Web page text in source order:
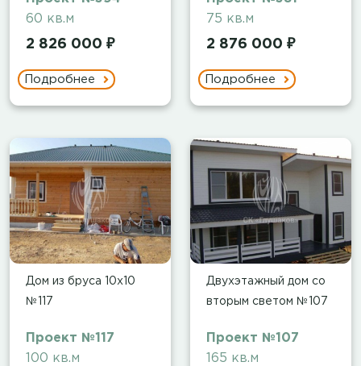
60 кв.м
2 826 000 ₽
Подробнее
75 кв.м
2 876 000 ₽
Подробнее
Дом из бруса 10х10
№117
Проект №117
100 кв.м
Двухэтажный дом со
вторым светом №107
Проект №107
165 кв.м